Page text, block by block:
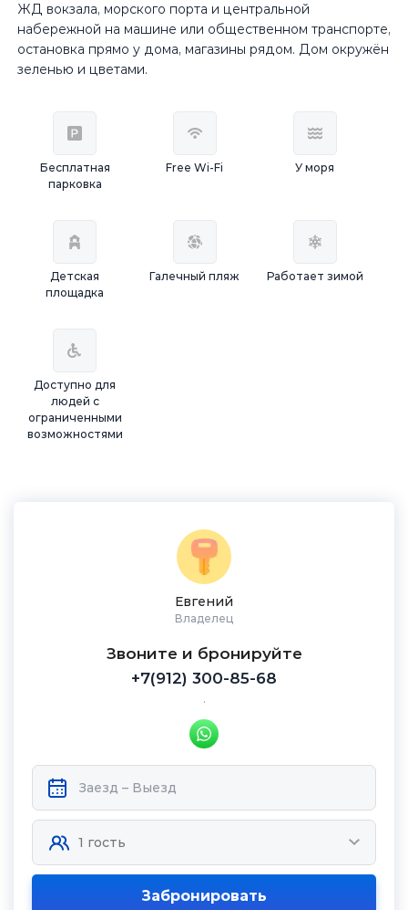
ЖД вокзала, морского порта и центральной
набережной на машине или общественном транспорте,
остановка прямо у дома, магазины рядом. Дом окружён
зеленью и цветами.
Бесплатная
парковка
Free Wi-Fi У моря
Детская
площадка
Галечный пляж Работает зимой
Доступно для
людей с
ограниченными
возможностями
Евгений
Владелец
Звоните и бронируйте
+7(912) 300-85-68
.
Забронировать